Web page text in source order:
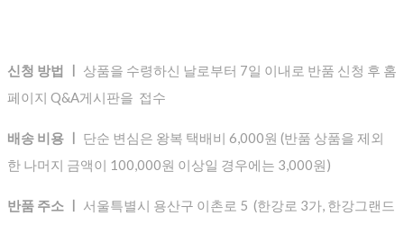
신청 방법 ㅣ 상품을 수령하신 날로부터 7일 이내로 반품 신청 후 홈
페이지 Q&A게시판을 접수
배송 비용 ㅣ
단순 변심은 왕복 택배비 6,000원 (반품 상품을 제외
한 나머지 금액이 100,000원 이상일 경우에는 3,000원)
반품 주소 ㅣ 서울특별시 용산구 이촌로 5 (한강로 3가, 한강그랜드